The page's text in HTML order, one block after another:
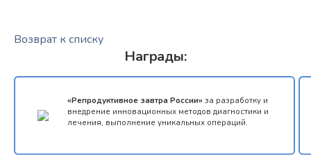
Награды:
«Репродуктивное завтра России» за разработку и
внедрение инновационных методов диагностики и
лечения, выполнение уникальных операций.
Возврат к списку